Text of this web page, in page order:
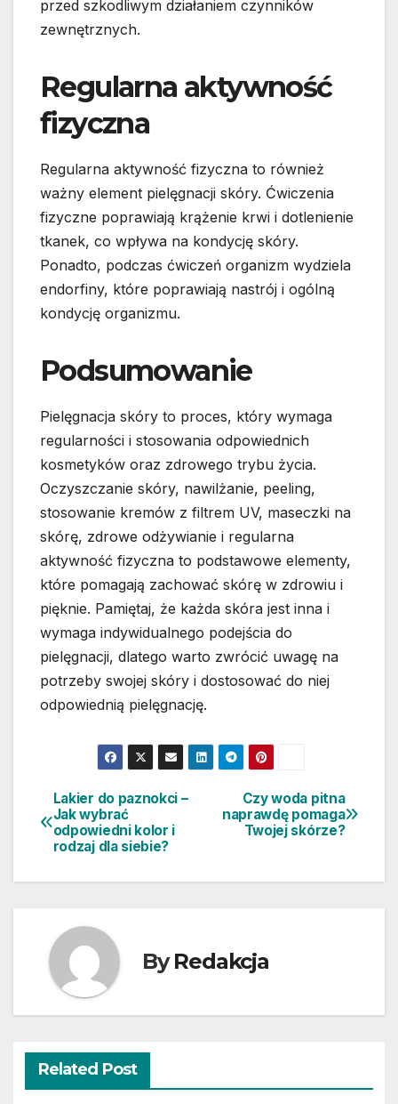
przed szkodliwym działaniem czynników
zewnętrznych.
Regularna aktywność
fizyczna
Regularna aktywność fizyczna to również
ważny element pielęgnacji skóry. Ćwiczenia
fizyczne poprawiają krążenie krwi i dotlenienie
tkanek, co wpływa na kondycję skóry.
Ponadto, podczas ćwiczeń organizm wydziela
endorfiny, które poprawiają nastrój i ogólną
kondycję organizmu.
Podsumowanie
Pielęgnacja skóry to proces, który wymaga
regularności i stosowania odpowiednich
kosmetyków oraz zdrowego trybu życia.
Oczyszczanie skóry, nawilżanie, peeling,
stosowanie kremów z filtrem UV, maseczki na
skórę, zdrowe odżywianie i regularna
aktywność fizyczna to podstawowe elementy,
które pomagają zachować skórę w zdrowiu i
pięknie. Pamiętaj, że każda skóra jest inna i
wymaga indywidualnego podejścia do
pielęgnacji, dlatego warto zwrócić uwagę na
potrzeby swojej skóry i dostosować do niej
odpowiednią pielęgnację.
Nawigacja
wpisu
Czy woda pitna
naprawdę pomaga
Twojej skórze?
Lakier do paznokci –
Jak wybrać
odpowiedni kolor i
rodzaj dla siebie?
ByRedakcja
Related Post